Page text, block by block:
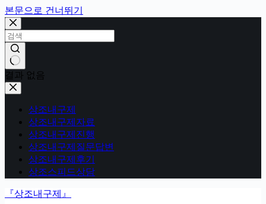
본문으로 건너뛰기
결과 없음
상조내구제
상조내구제자료
상조내구제진행
상조내구제질문답변
상조내구제후기
상조스피드상담
『상조내구제』